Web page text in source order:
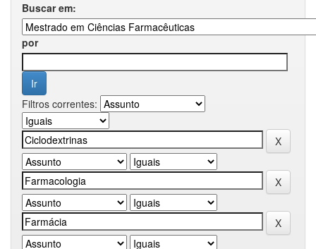
Buscar em:
por
Filtros correntes: